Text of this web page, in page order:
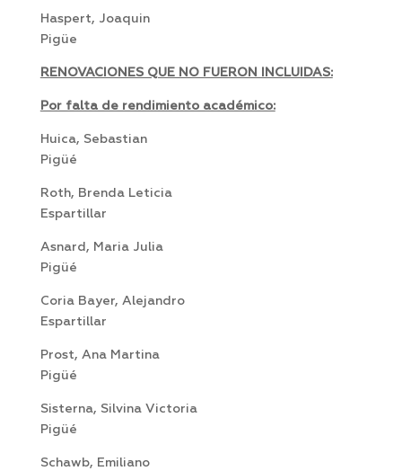
Haspert, Joaquin
Pigüe
RENOVACIONES QUE NO FUERON INCLUIDAS:
Por falta de rendimiento académico:
Huica, Sebastian
Pigüé
Roth, Brenda Leticia
Espartillar
Asnard, Maria Julia
Pigüé
Coria Bayer, Alejandro
Espartillar
Prost, Ana Martina
Pigüé
Sisterna, Silvina Victoria
Pigüé
Schawb, Emiliano